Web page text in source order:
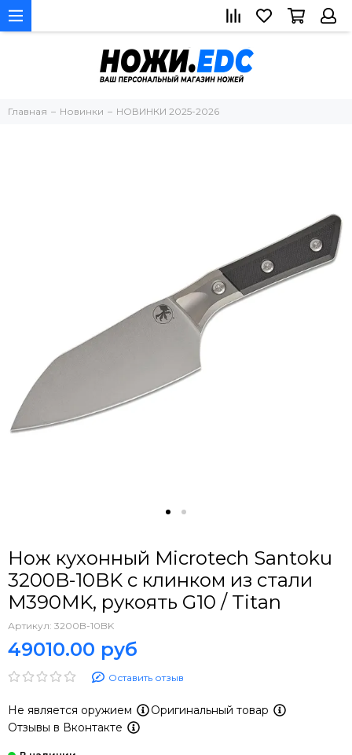
Главная Новинки НОВИНКИ 2025-2026
Нож кухонный Microtech Santoku
3200B-10BK с клинком из стали
M390MK, рукоять G10 / Titan
Артикул: 3200B-10BK
49010.00 руб
Оставить отзыв
Не является оружием
Оригинальный товар
Отзывы в Вконтакте